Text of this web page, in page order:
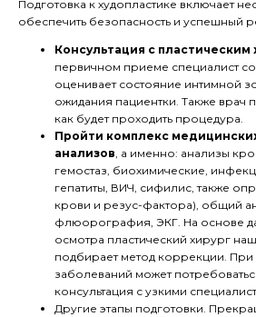
Подготовка к худопластике включает
обеспечить безопасность и успешный
Консультация с пластическим
первичном приеме специалист
оценивает состояние интимной
ожидания пациентки. Также врач
как будет проходить процедура.
Пройти комплекс
анализов , а именно: анализы
гемостаз, биохимические,
гепатиты, ВИЧ, сифилис, также
крови и резус-фактора), общий
флюорография, ЭКГ. На основе
осмотра пластический хирург
подбирает метод коррекции. При
заболеваний может
консультация с узкими
Другие этапы подготовки.